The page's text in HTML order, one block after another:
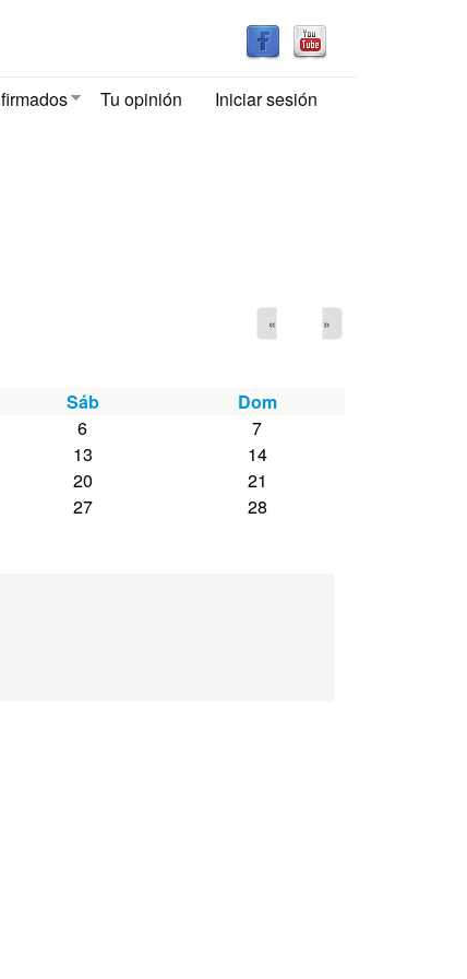
Tu opinión Iniciar sesión
« »
Sáb
Dom
6
7
13
14
20
21
27
28